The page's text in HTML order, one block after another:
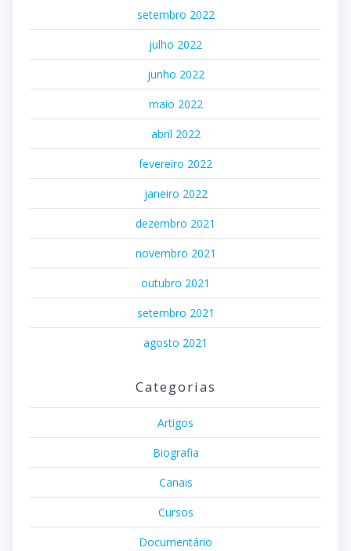
setembro 2022
julho 2022
junho 2022
maio 2022
abril 2022
fevereiro 2022
janeiro 2022
dezembro 2021
novembro 2021
outubro 2021
setembro 2021
agosto 2021
Categorias
Artigos
Biografia
Canais
Cursos
Documentário